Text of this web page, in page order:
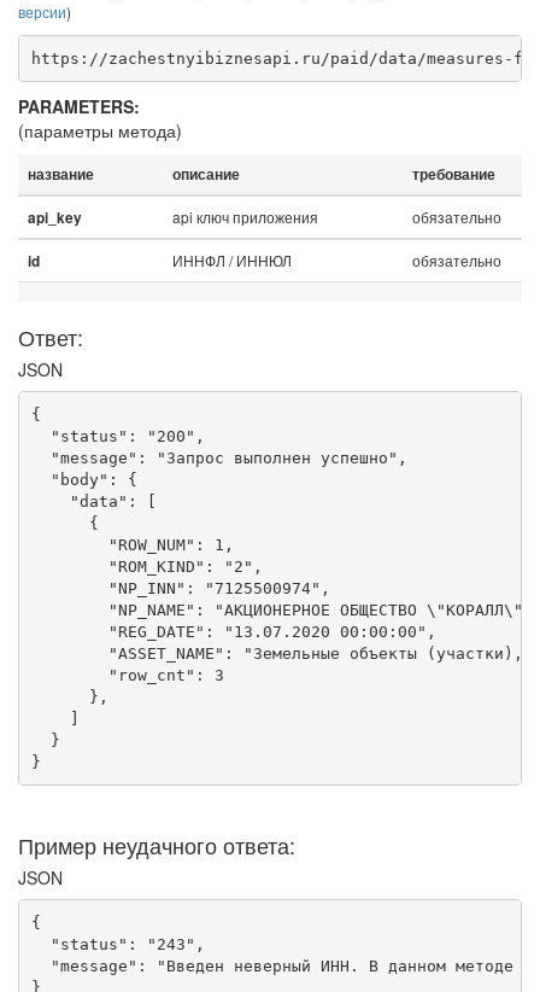
версии)
https://zachestnyibiznesapi.ru/paid/data/measures-
PARAMETERS:
(параметры метода)
название описание требование
api_key api ключ приложения обязательно
id ИННФЛ / ИННЮЛ обязательно
Ответ:
JSON
{
  "status": "200",
  "message": "Запрос выполнен успешно",
  "body": {
    "data": [
      {
        "ROW_NUM": 1,
        "ROM_KIND": "2",
        "NP_INN": "7125500974",
"NP_NAME": "АКЦИОНЕРНОЕ ОБЩЕСТВО
        "REG_DATE": "13.07.2020 00:00:00",
"ASSET_NAME": "Земельные объекты (участки),
        "row_cnt": 3
      },
    ]
  }
Пример неудачного ответа:
JSON
{
  "status": "243",
"message": "Введен неверный ИНН. В данном методе